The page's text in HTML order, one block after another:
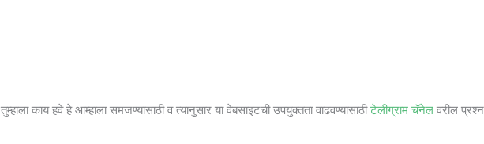
तुम्हाला काय हवे हे आम्हाला समजण्यासाठी व त्यानुसार या वेबसाइटची उपयुक्तता वाढवण्यासाठीटेलीग्राम चॅनेल वरील